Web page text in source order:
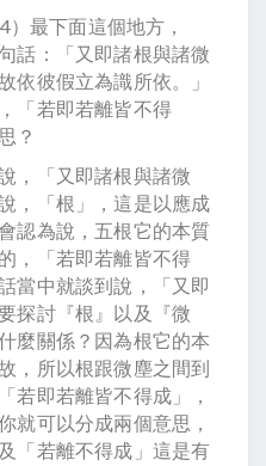
最下面這個地方，
話：「又即諸根與諸微
依彼假立為識所依。」
「若即若離皆不得
？
，「又即諸根與諸微
，「根」，這是以應成
認為說，五根它的本質
，「若即若離皆不得
當中就談到說，「又即
探討『根』以及『微
麼關係？因為根它的本
，所以根跟微塵之間到
若即若離皆不得成」，
就可以分成兩個意思，
「若離不得成」這是有